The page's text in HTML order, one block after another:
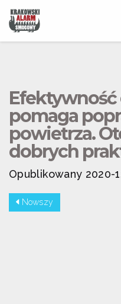
pomaga
powietrza.
dobrych
Opublikowany 2020-
Nowszy